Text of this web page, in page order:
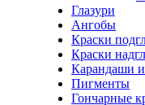
Глазури
Ангобы
Краски
Краски
Карандаши
Пигменты
Гончарные